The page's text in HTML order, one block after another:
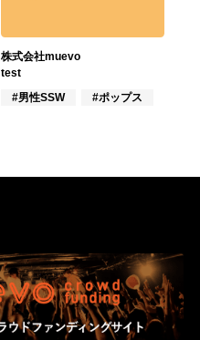
株式会社muevo
test
#男性SSW
#ポップス